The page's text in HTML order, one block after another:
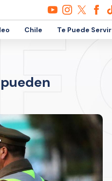
Chile Te Puede Servir